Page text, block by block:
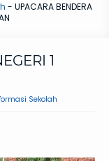
- UPACARA BENDERA
1
Sekolah